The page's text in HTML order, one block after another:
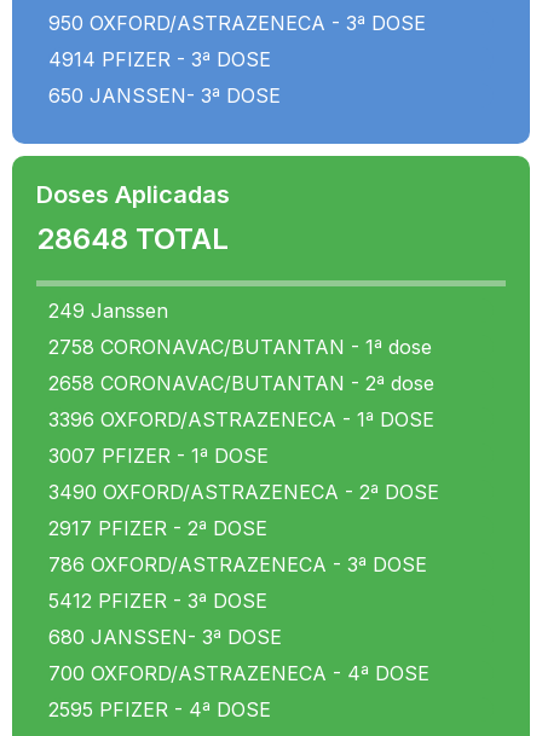
950 OXFORD/ASTRAZENECA - 3ª DOSE
4914 PFIZER - 3ª DOSE
650 JANSSEN- 3ª DOSE
Doses Aplicadas
28648 TOTAL
249 Janssen
2758 CORONAVAC/BUTANTAN - 1ª dose
2658 CORONAVAC/BUTANTAN - 2ª dose
3396 OXFORD/ASTRAZENECA - 1ª DOSE
3007 PFIZER - 1ª DOSE
3490 OXFORD/ASTRAZENECA - 2ª DOSE
2917 PFIZER - 2ª DOSE
786 OXFORD/ASTRAZENECA - 3ª DOSE
5412 PFIZER - 3ª DOSE
680 JANSSEN- 3ª DOSE
700 OXFORD/ASTRAZENECA - 4ª DOSE
2595 PFIZER - 4ª DOSE